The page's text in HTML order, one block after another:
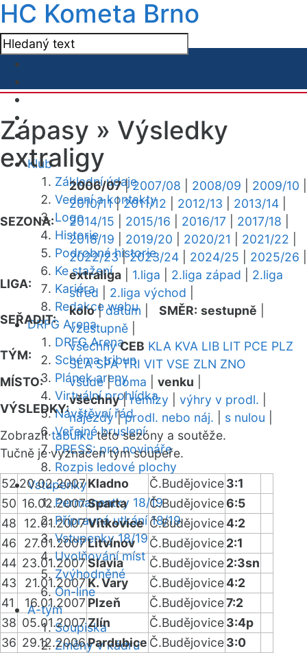
HC Kometa Brno
Klub
Základní údaje
Vedení a kontakty
Logo
Historie
Podrobná historie
Ke stažení
Kariéra
Redakce webu
DRFG Arena
DRFG Arena
Schéma tribun
Plánek areny
Virtuální prohlídka
Návštěvní řád
Veřejné bruslení
PRESS: pro novináře
Rozpis ledové plochy
Vstupenky
Permanentky 18/19
Přípravná utkání 18/19
Vstupenky 18/19
Uvolňování míst
Zvýhodněné
On-line
A-tým
Soupiska
Změny v kádru
Zápasy » Výsledky
extraligy
SEZONA:
2006/07|2007/08 2008/09 2009/10
2010/11|2011/12 2012/13 2013/14
2014/15
2015/16 2016/17 2017/18
2018/19
2019/20 2020/21 2021/22
2022/23|2023/24 2024/25 2025/26
LIGA:
extraliga 1.liga 2.liga západ
2.liga
střed
2.liga východ
SEŘADIT:
kolo|datum SMĚR: sestupně
vzestupně
TÝM:
všechny CEB KLA KVA LIB LIT PCE PLZ
SLA SPA TRI VIT VSE ZLN ZNO
MÍSTO:
všude|doma venku
VÝSLEDKY:
všechny|remízy výhry v prodl.
nájezdy|prodl. nebo náj. s nulou
Zobrazittabulkutéto sezóny a soutěže.
Tučně je vyznačen tým soupeře.
52 20.02.2007Kladno Č.Budějovice3:1
50 16.02.2007Sparta Č.Budějovice6:5
48
12.01.2007Vítkovice Č.Budějovice4:2
46
27.01.2007Litvínov Č.Budějovice2:1
44 23.01.2007Slavia Č.Budějovice2:3sn
43
21.01.2007K. Vary Č.Budějovice4:2
41
16.01.2007 Plzeň Č.Budějovice7:2
38 05.01.2007Zlín Č.Budějovice3:4p
36 29.12.2006Pardubice Č.Budějovice3:0